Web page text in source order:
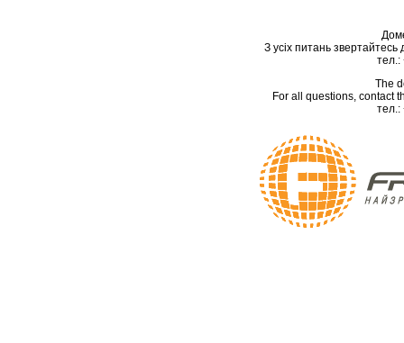
З усіх питань звертайтесь
тел.:
The
For all questions, contact
тел.: